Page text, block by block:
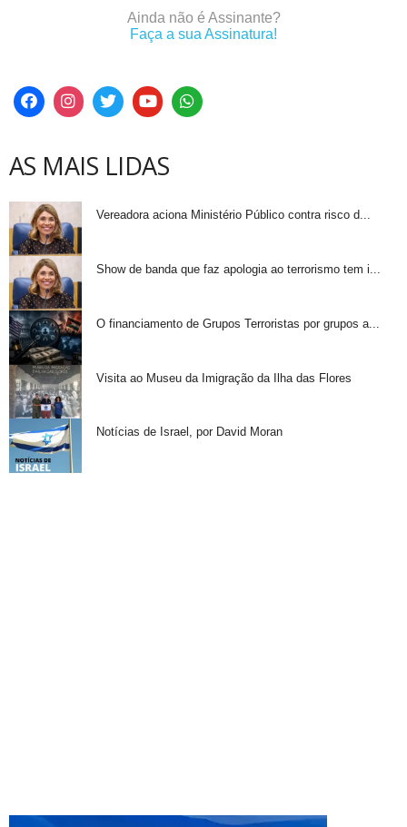
Ainda não é Assinante?
Faça a sua Assinatura!
AS MAIS LIDAS
Vereadora aciona Ministério Público contra risco d...
Show de banda que faz apologia ao terrorismo tem i...
O financiamento de Grupos Terroristas por grupos a...
Visita ao Museu da Imigração da Ilha das Flores
Notícias de Israel, por David Moran